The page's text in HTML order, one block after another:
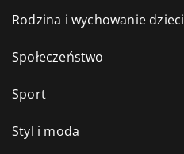
Rodzina i wychowanie dzieci
Społeczeństwo
Sport
Styl i moda